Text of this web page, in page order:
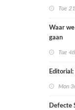
Tue
Waar
gaan
Tue
Mon
Defecte